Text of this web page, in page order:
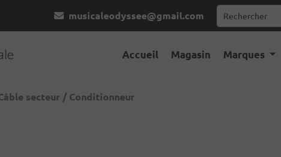
musicaleodyssee@gmail.com
Accueil Magasin Marques
secteur / Conditionneur